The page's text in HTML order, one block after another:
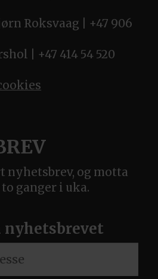
Roksvaag | +47 906
| +47 414 54 520
nyhetsbrev, og motta
ganger i uka.
nyhetsbrevet